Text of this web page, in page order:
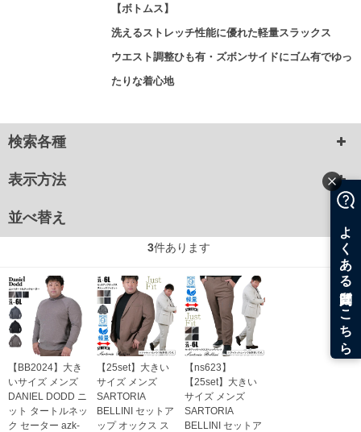
【ボトムス】
洗えるストレッチ性能に優れた軽量スラックス
ウエスト調整ひも有・ズボンサイドにゴム有でゆっ
たりな着心地
検索各種
表示方法
並べ替え
3件あります
【BB2024】大き
いサイズ メンズ
DANIEL DODD ニ
ット タートルネッ
ク セーター azk-
【25set】大きい
サイズ メンズ
SARTORIA
BELLINI セットア
ップ オックス ス
【ns623】
【25set】大きい
サイズ メンズ
SARTORIA
BELLINI セットア